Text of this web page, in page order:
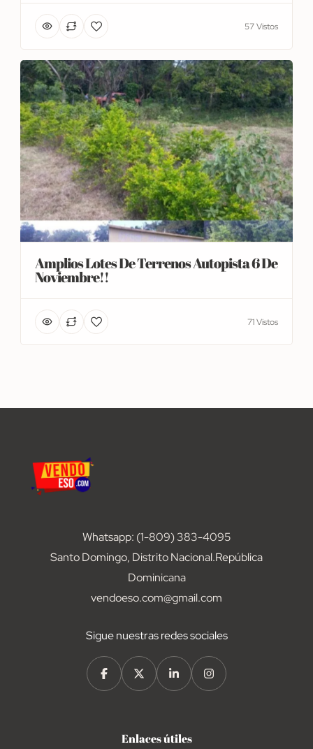
57 Vistos
Amplios Lotes De Terrenos Autopista 6 De
Noviembre!!
71 Vistos
Whatsapp: (1-809) 383-4095
Santo Domingo, Distrito Nacional.República
Dominicana
vendoeso.com@gmail.com
Sigue nuestras redes sociales
Enlaces útiles